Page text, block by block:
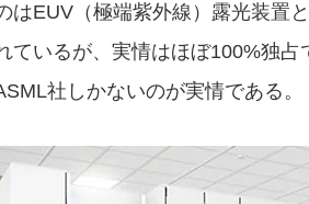
はEUV（極端紫外線）露光装置
ているが、実情はほぼ100%独
社しかないのが実情である。